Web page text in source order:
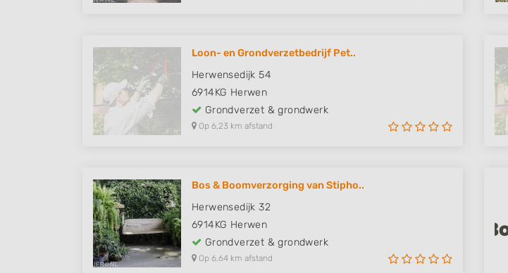
Loon- en Grondverzetbedrijf Pet..
Herwensedijk 54
6914KG Herwen
Grondverzet & grondwerk
Op 6,23 km afstand
Bos & Boomverzorging van Stipho..
Herwensedijk 32
6914KG Herwen
Grondverzet & grondwerk
Op 6,64 km afstand